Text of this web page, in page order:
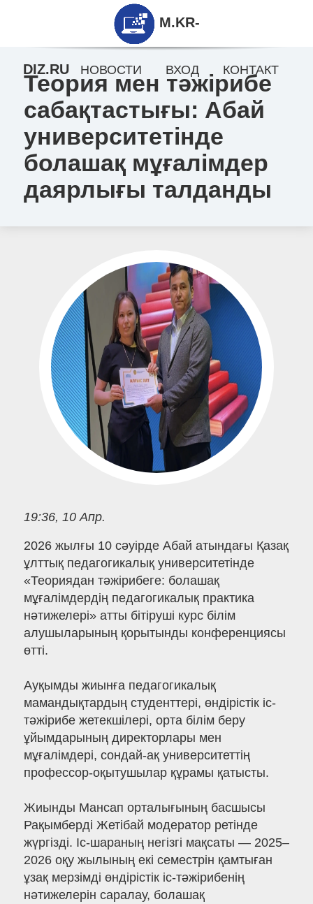
Теория мен тәжірибе
сабақтастығы: Абай
университетінде
болашақ мұғалімдер
даярлығы талданды
19:36, 10 Апр.
2026 жылғы 10 сәуірде Абай атындағы Қазақ
ұлттық педагогикалық университетінде
«Теориядан тәжірибеге: болашақ
мұғалімдердің педагогикалық практика
нәтижелері» атты бітіруші курс білім
алушыларының қорытынды конференциясы
өтті.
Ауқымды жиынға педагогикалық
мамандықтардың студенттері, өндірістік іс-
тәжірибе жетекшілері, орта білім беру
ұйымдарының директорлары мен
мұғалімдері, сондай-ақ университеттің
профессор-оқытушылар құрамы қатысты.
Жиынды Мансап орталығының басшысы
Рақымберді Жетібай модератор ретінде
жүргізді. Іс-шараның негізгі мақсаты — 2025–
2026 оқу жылының екі семестрін қамтыған
ұзақ мерзімді өндірістік іс-тәжірибенің
нәтижелерін саралау, болашақ
M.KR-
DIZ.RU НОВОСТИ ВХОД КОНТАКТ